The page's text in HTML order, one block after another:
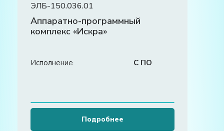
ЭЛБ-150.036.01
Аппаратно-программный
комплекс «Искра»
Исполнение С ПО
Подробнее